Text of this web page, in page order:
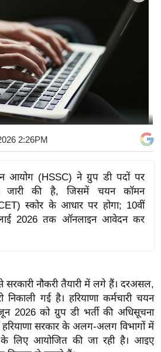
2:26PM
आयोग (HSSC) ने ग्रुप डी पदों पर
जारी की है, जिसमें चयन कॉमन
स्कोर के आधार पर होगा; 10वीं
2026 तक ऑनलाइन आवेदन कर
नौकरी तैयारी में लगे हैं। दरअसल,
निकाली गई है। हरियाणा कर्मचारी चयन
को ग्रुप डी भर्ती की अधिसूचना
हरियाणा सरकार के अलग-अलग विभागों में
के लिए आयोजित की जा रही है। आइए